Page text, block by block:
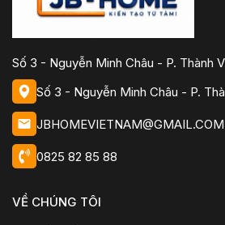
Số 3 - Nguyễn Minh Châu - P. Thành
Số 3 - Nguyễn Minh Châu - P.
JBHOMEVIETNAM@GMAIL.COM
0825 82 85 88
VỀ CHÚNG TÔI